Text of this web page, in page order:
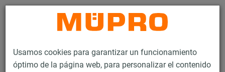
Usamos cookies para garantizar un funcionamiento
óptimo de la página web, para personalizar el contenido